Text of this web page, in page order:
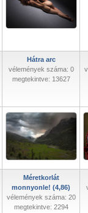
Hátra arc
vélemények száma: 0
megtekintve: 13627
Méretkorlát
monnyonle! (4,86)
vélemények száma: 20
megtekintve: 2294